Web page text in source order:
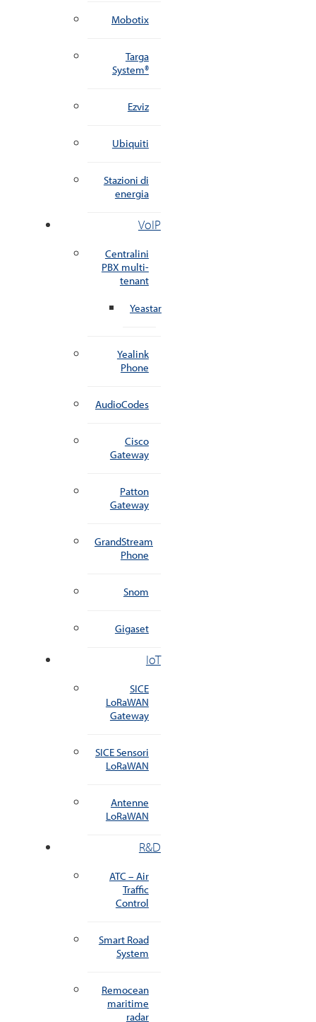
Mobotix
Targa
System®
Ezviz
Ubiquiti
Stazioni di
energia
VoIP
Centralini
PBX multi-
tenant
Yeastar
Yealink
Phone
AudioCodes
Cisco
Gateway
Patton
Gateway
GrandStream
Phone
Snom
Gigaset
IoT
SICE
LoRaWAN
Gateway
SICE Sensori
LoRaWAN
Antenne
LoRaWAN
R&D
ATC – Air
Traffic
Control
Smart Road
System
Remocean
maritime
radar